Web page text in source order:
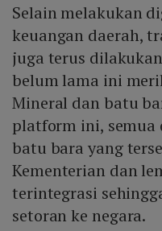
Selain melakukan
keuangan daerah,
juga terus
belum lama ini
Mineral dan batu
platform ini,
batu bara yang
Kementerian dan
terintegrasi
setoran ke negara.